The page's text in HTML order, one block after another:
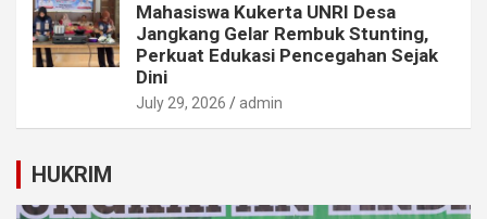
Mahasiswa Kukerta UNRI Desa
Jangkang Gelar Rembuk Stunting,
Perkuat Edukasi Pencegahan Sejak
Dini
July 29, 2026 admin
HUKRIM